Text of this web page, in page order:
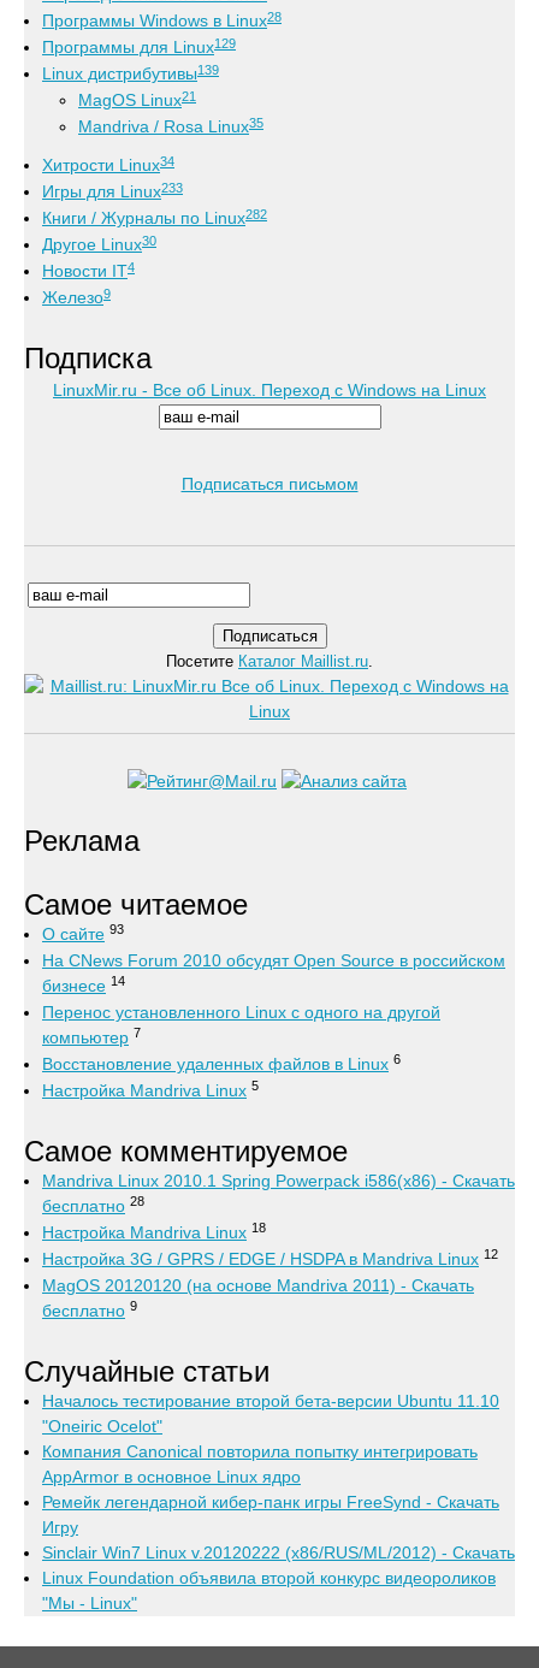
Программы Windows в Linux28
Программы для Linux129
Linux дистрибутивы139
MagOS Linux21
Mandriva / Rosa Linux35
Хитрости Linux34
Игры для Linux233
Книги / Журналы по Linux282
Другое Linux30
Новости IT4
Железо9
Подписка
LinuxMir.ru - Все об Linux. Переход с Windows на Linux
Подписаться письмом
Посетите Каталог Maillist.ru.
Реклама
Самое читаемое
О сайте 93
На CNews Forum 2010 обсудят Open Source в российском
бизнесе 14
Перенос установленного Linux с одного на другой
компьютер 7
Восстановление удаленных файлов в Linux 6
Настройка Mandriva Linux 5
Самое комментируемое
Mandriva Linux 2010.1 Spring Powerpack i586(x86) - Скачать
бесплатно 28
Настройка Mandriva Linux 18
Настройка 3G / GPRS / EDGE / HSDPA в Mandriva Linux 12
MagOS 20120120 (на основе Mandriva 2011) - Скачать
бесплатно 9
Случайные статьи
Началось тестирование второй бета-версии Ubuntu 11.10
"Oneiric Ocelot"
Компания Canonical повторила попытку интегрировать
AppArmor в основное Linux ядро
Ремейк легендарной кибер-панк игры FreeSynd - Скачать
Игру
Sinclair Win7 Linux v.20120222 (x86/RUS/ML/2012) - Скачать
Linux Foundation объявила второй конкурс видеороликов
"Мы - Linux"